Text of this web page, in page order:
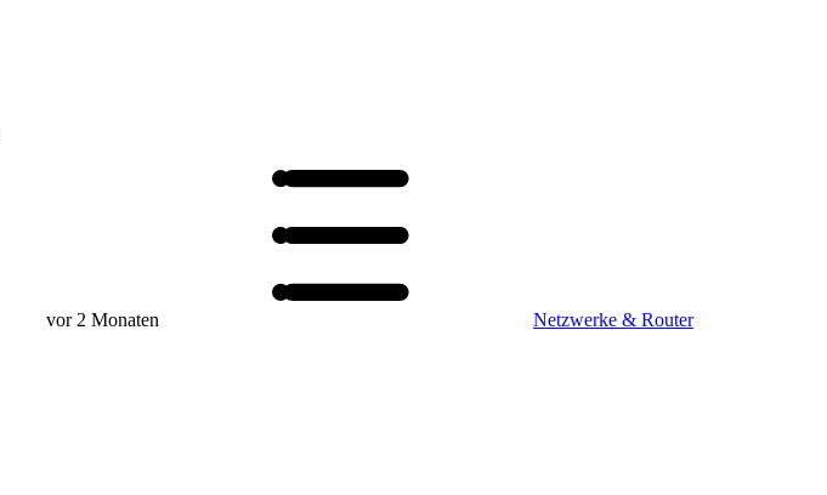
vor 2 Monaten Netzwerke & Router